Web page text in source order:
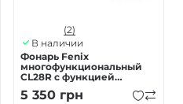
(2)
В наличии
Фонарь Fenix
многофункциональный
CL28R с функцией
Powerbank (10 000 mAh)
5 350 грн